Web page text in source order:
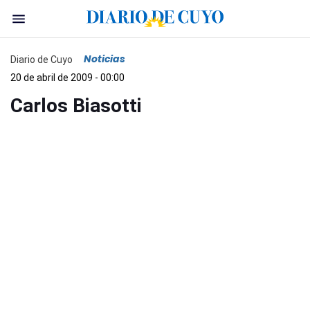
Diario de Cuyo Noticias
20 de abril de 2009 - 00:00
Carlos Biasotti